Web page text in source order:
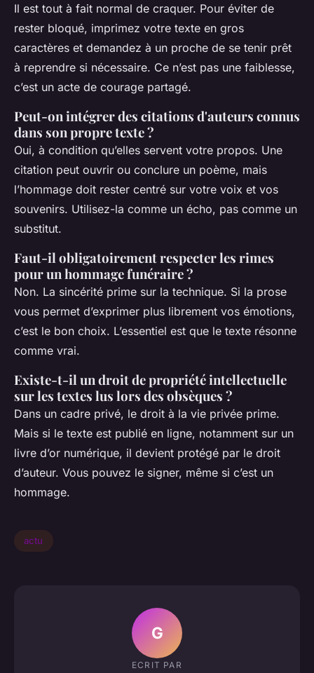
Il est tout à fait normal de craquer. Pour éviter de
rester bloqué, imprimez votre texte en gros
caractères et demandez à un proche de se tenir prêt
à reprendre si nécessaire. Ce n’est pas une faiblesse,
c’est un acte de courage partagé.
Peut-on intégrer des citations d'auteurs connus
dans son propre texte ?
Oui, à condition qu’elles servent votre propos. Une
citation peut ouvrir ou conclure un poème, mais
l’hommage doit rester centré sur votre voix et vos
souvenirs. Utilisez-la comme un écho, pas comme un
substitut.
Faut-il obligatoirement respecter les rimes
pour un hommage funéraire ?
Non. La sincérité prime sur la technique. Si la prose
vous permet d’exprimer plus librement vos émotions,
c’est le bon choix. L’essentiel est que le texte résonne
comme vrai.
Existe-t-il un droit de propriété intellectuelle
sur les textes lus lors des obsèques ?
Dans un cadre privé, le droit à la vie privée prime.
Mais si le texte est publié en ligne, notamment sur un
livre d’or numérique, il devient protégé par le droit
d’auteur. Vous pouvez le signer, même si c’est un
hommage.
actu
G
ECRIT PAR